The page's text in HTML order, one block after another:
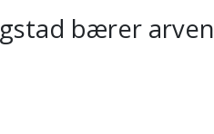
bærer arven